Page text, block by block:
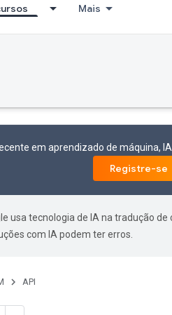
Mais
em aprendizado de máquina,
Registre-se
usa tecnologia de IA na tradução
com IA podem ter erros.
API